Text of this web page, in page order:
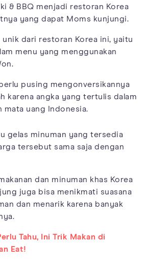
& BBQ menjadi restoran Korea
yang dapat Moms kunjungi.
unik dari restoran Korea ini, yaitu
menu yang menggunakan
pusing mengonversikannya
karena angka yang tertulis dalam
mata uang Indonesia.
gelas minuman yang tersedia
tersebut sama saja dengan
dan minuman khas Korea
juga bisa menikmati suasana
dan menarik karena banyak
Tahu, Ini Trik Makan di
Eat!